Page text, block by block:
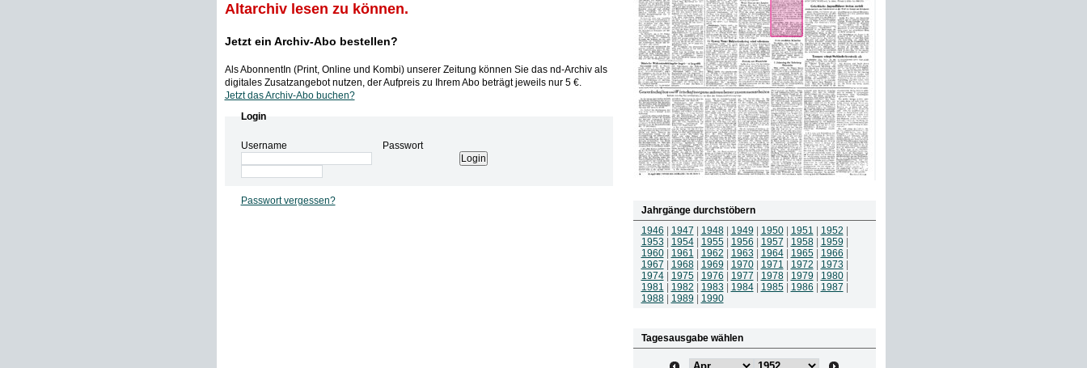
Altarchiv lesen zu können.
Jetzt ein Archiv-Abo bestellen?
Als AbonnentIn (Print, Online und Kombi) unserer Zeitung können Sie das nd-Archiv als
digitales Zusatzangebot nutzen, der Aufpreis zu Ihrem Abo beträgt jeweils nur 5 €.
Jetzt das Archiv-Abo buchen?
Login
Username Passwort
Passwort vergessen?
Jahrgänge durchstöbern
1946
1947 1948| 1949 1950| 1951 1952
1953
1954| 1955| 1956 1957 1958| 1959
1960| 1961 1962 1963 1964| 1965| 1966
1967
1968| 1969 1970| 1971 1972 1973
1974| 1975| 1976 1977 1978| 1979 1980|
1981
1982 1983 1984| 1985| 1986 1987
1988| 1989 1990
Tagesausgabe wählen